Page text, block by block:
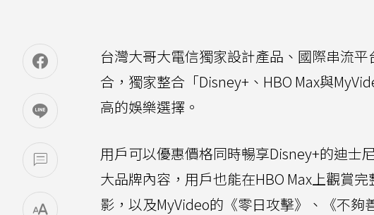
台灣大哥大電信獨家設計產品、國際串流
合，獨家整合「Disney+、HBO Max與
高的娛樂選擇。
用戶可以優惠價格同時暢享Disney+的迪士
大品牌內容，用戶也能在HBO Max上觀賞
影，以及MyVideo的《零日攻擊》、《不